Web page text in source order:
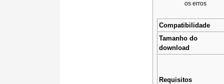
os erros
Compatibilidade
Tamanho do
download
Requisitos